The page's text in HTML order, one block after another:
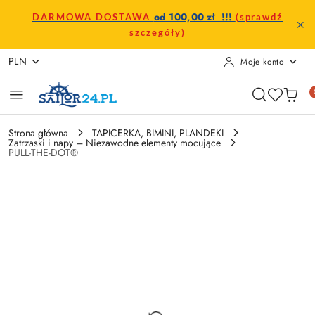
Przejdź do treści głównej
Przejdź do wyszukiwarki
Przejdź do moje konto
Przejdź do menu głównego
Przejdź do opisu produktu
Przejdź do stopki
DARMOWA DOSTAWA od 100,00 zł !!! (sprawdź
szczegóły)
PLN Moje konto
Strona główna TAPICERKA, BIMINI, PLANDEKI
Zatrzaski i napy – Niezawodne elementy mocujące
PULL-THE-DOT®